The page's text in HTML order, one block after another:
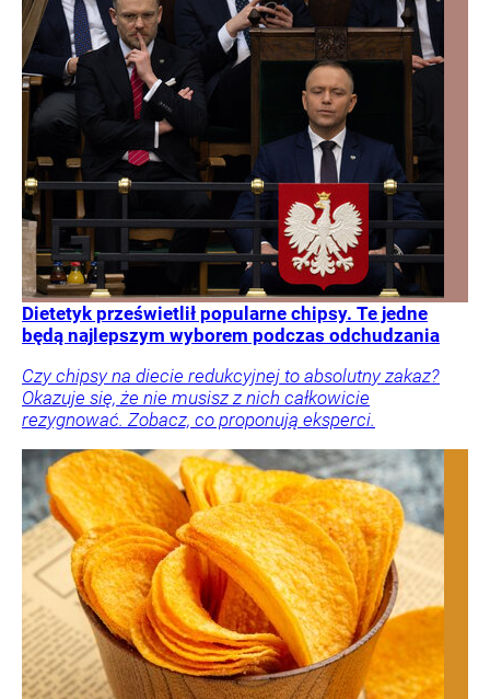
Dietetyk prześwietlił popularne chipsy. Te jedne
będą najlepszym wyborem podczas odchudzania
Czy chipsy na diecie redukcyjnej to absolutny zakaz?
Okazuje się, że nie musisz z nich całkowicie
rezygnować. Zobacz, co proponują eksperci.